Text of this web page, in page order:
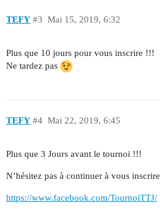
TEFY Mai 15, 2019, 6:32
#3
Plus que 10 jours pour vous inscrire !!!
Ne tardez pas
TEFY Mai 22, 2019, 6:45
#4
Plus que 3 Jours avant le tournoi !!!
N’hésitez pas à continuer à vous inscrire
https://www.facebook.com/TournoiTTJ/